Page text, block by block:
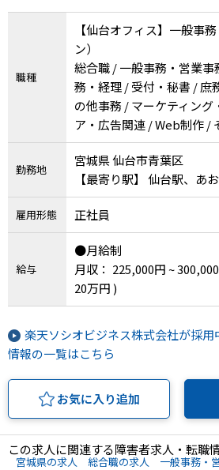
職種
【仙台オフィス】一般事
ン）
総合職 / 一般事務・営業事
務・経理 / 受付・秘書 / 庶
の他事務 / マーケティング
ア・広告関連 / Web制作 /
勤務地
宮城県 仙台市青葉区
【最寄り駅】 仙台駅
雇用形態 正社員
給与
●月給制
月収： 225,000円 ~
20万円 )
楽天ソシオビジネス株式会社が採
情報の一覧はこちら
お気に入り追加
この求人に関連する障害者求人・転職
宮城県の求人 総合職の求人 一般事務・